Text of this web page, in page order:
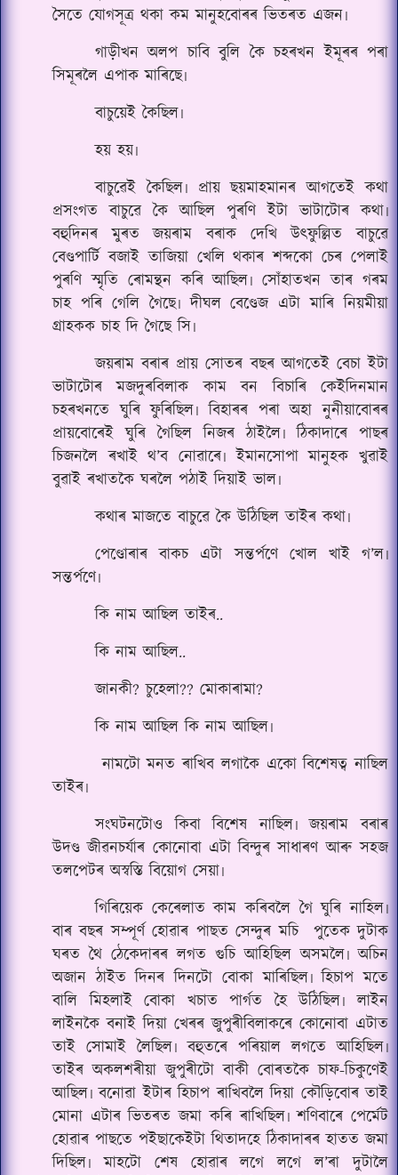
সৈতে যোগসূত্ৰ থকা কম মানুহবোৰৰ ভিতৰত এজন৷
গাড়ীখন অলপ চাবি বুলি কৈ চহৰখন ইমূৰৰ পৰা
সিমূৰলৈ এপাক মাৰিছে৷
বাচুয়েই কৈছিল৷
হয় হয়৷
বাচুৱেই কৈছিল৷ প্ৰায় ছয়মাহমানৰ আগতেই কথা
প্ৰসংগত বাচুৱে কৈ আছিল পুৰণি ইটা ভাটাটোৰ কথা৷
বহুদিনৰ মুৰত জয়ৰাম বৰাক দেখি উৎফুল্লিত বাচুৱে
বেণ্ডপাৰ্টি বজাই তাজিয়া খেলি থকাৰ শব্দকো চেৰ পেলাই
পুৰণি স্মৃতি ৰোমন্থন কৰি আছিল৷ সোঁহাতখন তাৰ গৰম
চাহ পৰি গেলি গৈছে৷ দীঘল বেণ্ডেজ এটা মাৰি নিয়মীয়া
গ্ৰাহকক চাহ দি গৈছে সি৷
জয়ৰাম বৰাৰ প্ৰায় সোতৰ বছৰ আগতেই বেচা ইটা
ভাটাটোৰ মজদুৰবিলাক কাম বন বিচাৰি কেইদিনমান
চহৰখনতে ঘুৰি ফুৰিছিল৷ বিহাৰৰ পৰা অহা নুনীয়াবোৰৰ
প্ৰায়বোৰেই ঘুৰি গৈছিল নিজৰ ঠাইলৈ৷ ঠিকাদাৰে পাছৰ
চিজনলৈ ৰখাই থ’ব নোৱাৰে৷ ইমানসোপা মানুহক খুৱাই
বুৱাই ৰখাতকৈ ঘৰলৈ পঠাই দিয়াই ভাল৷
কথাৰ মাজতে বাচুৱে কৈ উঠিছিল তাইৰ কথা৷
পেণ্ডোৰাৰ বাকচ এটা সন্তৰ্পণে খোল খাই গ’ল৷
সন্তৰ্পণে৷
কি নাম আছিল তাইৰ..
কি নাম আছিল..
জানকী? চুহেলা?? মোকাৰামা?
কি নাম আছিল কি নাম আছিল৷
নামটো মনত ৰাখিব লগাকৈ একো বিশেষত্ব নাছিল
তাইৰ৷
সংঘটনটোও কিবা বিশেষ নাছিল৷ জয়ৰাম বৰাৰ
উদণ্ড জীৱনচৰ্যাৰ কোনোবা এটা বিন্দুৰ সাধাৰণ আৰু সহজ
তলপেটৰ অস্বস্তি বিয়োগ সেয়া৷
গিৰিয়েক কেৰেলাত কাম কৰিবলৈ গৈ ঘুৰি নাহিল৷
বাৰ বছৰ সম্পূৰ্ণ হোৱাৰ পাছত সেন্দুৰ মচি
পুতেক দুটাক
ঘৰত থৈ ঠেকেদাৰৰ লগত গুচি আহিছিল অসমলৈ৷ অচিন
অজান ঠাইত দিনৰ দিনটো বোকা মাৰিছিল৷ হিচাপ মতে
বালি মিহলাই বোকা খচাত পাৰ্গত হৈ উঠিছিল৷ লাইন
লাইনকৈ বনাই দিয়া খেৰৰ জুপুৰীবিলাকৰে কোনোবা এটাত
তাই সোমাই লৈছিল৷ বহুতৰে পৰিয়াল লগতে আহিছিল৷
তাইৰ অকলশৰীয়া জুপুৰীটো বাকী বোৰতকৈ চাফ-চিকুণেই
আছিল৷ বনোৱা ইটাৰ হিচাপ ৰাখিবলৈ দিয়া কৌড়িবোৰ তাই
মোনা এটাৰ ভিতৰত জমা কৰি ৰাখিছিল৷ শণিবাৰে পেৰ্মেট
হোৱাৰ‌ পাছতে প‌ইছাকেইটা থিতাদহে ঠিকাদাৰৰ হাতত জমা
দিছিল৷ মাহটো শেষ হোৱাৰ লগে লগে ল’ৰা দুটালৈ